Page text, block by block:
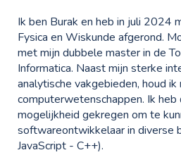
Ik ben Burak en heb in juli 2024
Fysica en Wiskunde afgerond.
met mijn dubbele master in de
Informatica. Naast mijn sterke
analytische vakgebieden, houd
computerwetenschappen. Ik heb
mogelijkheid gekregen om te
softwareontwikkelaar in diverse
JavaScript - C++).